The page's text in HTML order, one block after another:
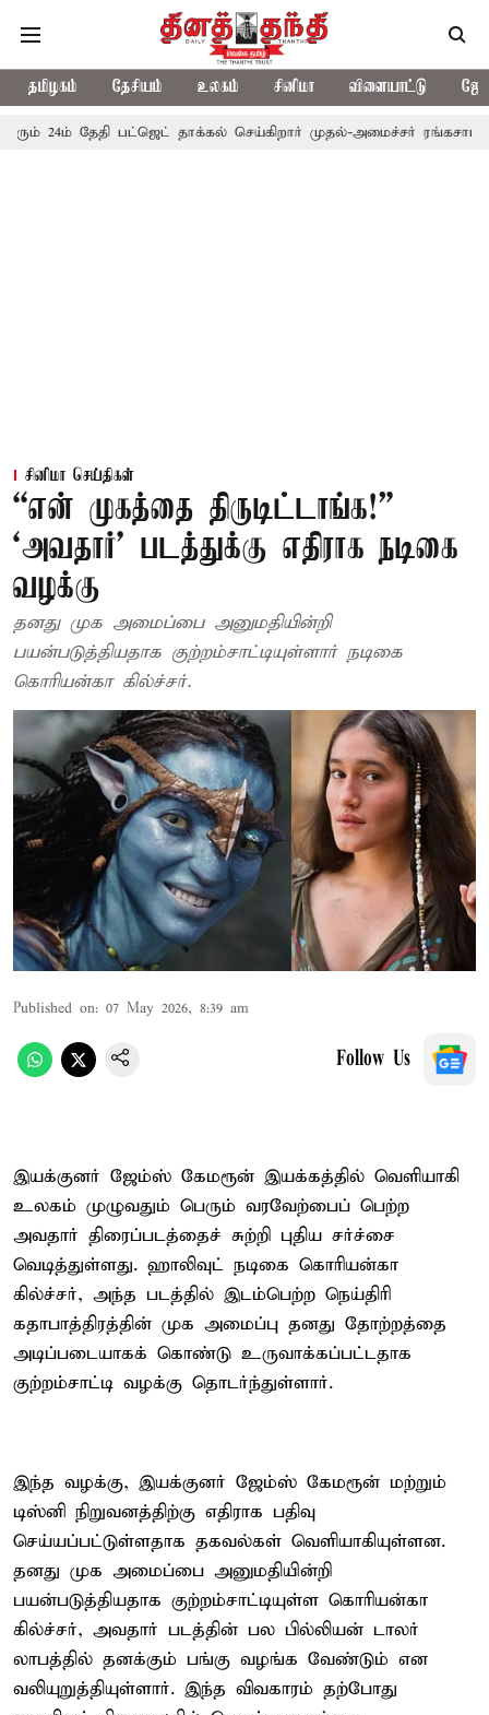
தமிழகம் தேசியம் உலகம் சினிமா விளையாட்டு
பட்ஜெட் தாக்கல் செய்கிறார் முதல்-அமைச்சர் ரங்கசாமி
சினிமா செய்திகள்
“என் முகத்தை திருடிட்டாங்க!” –
‘அவதார்’ படத்துக்கு எதிராக நடிகை
வழக்கு
தனது முக அமைப்பை அனுமதியின்றி
பயன்படுத்தியதாக குற்றம்சாட்டியுள்ளார் நடிகை
கொரியன்கா கில்ச்சர்.
Published on: 07 May 2026, 8:39 am
Follow Us
இயக்குனர் ஜேம்ஸ் கேமரூன் இயக்கத்தில் வெளியாகி
உலகம் முழுவதும் பெரும் வரவேற்பைப் பெற்ற
அவதார் திரைப்படத்தைச் சுற்றி புதிய சர்ச்சை
வெடித்துள்ளது. ஹாலிவுட் நடிகை கொரியன்கா
கில்ச்சர், அந்த படத்தில் இடம்பெற்ற நெய்திரி
கதாபாத்திரத்தின் முக அமைப்பு தனது தோற்றத்தை
அடிப்படையாகக் கொண்டு உருவாக்கப்பட்டதாக
குற்றம்சாட்டி வழக்கு தொடர்ந்துள்ளார்.
இந்த வழக்கு, இயக்குனர் ஜேம்ஸ் கேமரூன் மற்றும்
டிஸ்னி நிறுவனத்திற்கு எதிராக பதிவு
செய்யப்பட்டுள்ளதாக தகவல்கள் வெளியாகியுள்ளன.
தனது முக அமைப்பை அனுமதியின்றி
பயன்படுத்தியதாக குற்றம்சாட்டியுள்ள கொரியன்கா
கில்ச்சர், அவதார் படத்தின் பல பில்லியன் டாலர்
லாபத்தில் தனக்கும் பங்கு வழங்க வேண்டும் என
வலியுறுத்தியுள்ளார். இந்த விவகாரம் தற்போது